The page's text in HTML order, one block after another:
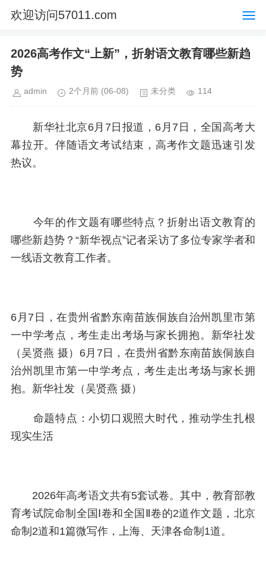
欢迎访问57011.com
2026高考作文“上新”，折射语文教育哪些新趋
势
admin 2个月前 (06-08) 未分类 114
新华社北京6月7日报道，6月7日，全国高考大
幕拉开。伴随语文考试结束，高考作文题迅速引发
热议。
今年的作文题有哪些特点？折射出语文教育的
哪些新趋势？“新华视点”记者采访了多位专家学者和
一线语文教育工作者。
6月7日，在贵州省黔东南苗族侗族自治州凯里市第
一中学考点，考生走出考场与家长拥抱。新华社发
（吴贤燕 摄）6月7日，在贵州省黔东南苗族侗族自
治州凯里市第一中学考点，考生走出考场与家长拥
抱。新华社发（吴贤燕 摄）
命题特点：小切口观照大时代，推动学生扎根
现实生活
2026年高考语文共有5套试卷。其中，教育部教
育考试院命制全国Ⅰ卷和全国Ⅱ卷的2道作文题，北京
命制2道和1篇微写作，上海、天津各命制1道。